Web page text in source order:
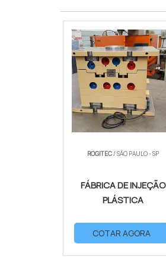
ROGITEC/ SÃO PAULO - SP
FÁBRICA DE INJEÇÃO
PLÁSTICA
COTAR AGORA